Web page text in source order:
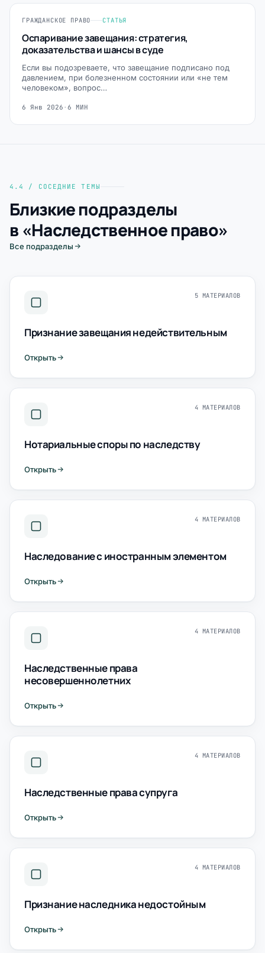
ГРАЖДАНСКОЕ ПРАВО СТАТЬЯ
Оспаривание завещания: стратегия,
доказательства и шансы в суде
Если вы подозреваете, что завещание подписано под
давлением, при болезненном состоянии или «не тем
человеком», вопрос…
6 Янв 2026 · 6 МИН
4.4 / СОСЕДНИЕ ТЕМЫ
Близкие подразделы
в «Наследственное право»
Все подразделы
5 МАТЕРИАЛОВ
Признание завещания недействительным
Открыть
4 МАТЕРИАЛОВ
Нотариальные споры по наследству
Открыть
4 МАТЕРИАЛОВ
Наследование с иностранным элементом
Открыть
4 МАТЕРИАЛОВ
Наследственные права
несовершеннолетних
Открыть
4 МАТЕРИАЛОВ
Наследственные права супруга
Открыть
4 МАТЕРИАЛОВ
Признание наследника недостойным
Открыть